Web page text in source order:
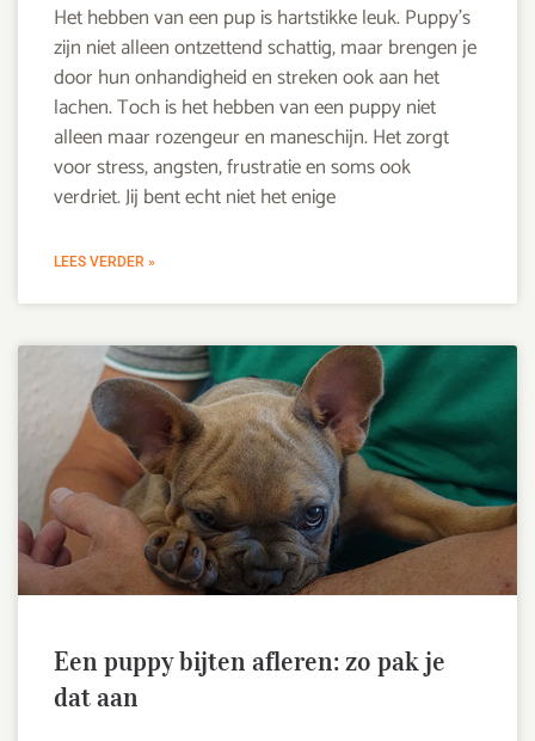
Het hebben van een pup is hartstikke leuk. Puppy’s
zijn niet alleen ontzettend schattig, maar brengen je
door hun onhandigheid en streken ook aan het
lachen. Toch is het hebben van een puppy niet
alleen maar rozengeur en maneschijn. Het zorgt
voor stress, angsten, frustratie en soms ook
verdriet. Jij bent echt niet het enige
LEES VERDER »
Een puppy bijten afleren: zo pak je
dat aan